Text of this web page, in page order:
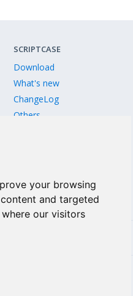
your browsing
and targeted
our visitors
SCRIPTCASE
Download
What's new
ChangeLog
Others